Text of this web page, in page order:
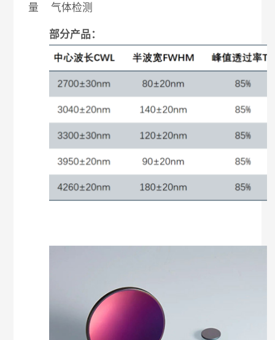
量 气体检测
部分产品：